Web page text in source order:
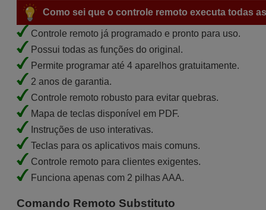
Como sei que o controle remoto executa todas
Controle remoto já programado e pronto para uso.
Possui todas as funções do original.
Permite programar até 4 aparelhos gratuitamente.
2 anos de garantia.
Controle remoto robusto para evitar quebras.
Mapa de teclas disponível em PDF.
Instruções de uso interativas.
Teclas para os aplicativos mais comuns.
Controle remoto para clientes exigentes.
Funciona apenas com 2 pilhas AAA.
Comando Remoto Substituto